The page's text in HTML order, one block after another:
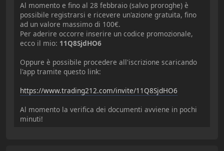
Al momento e fino al 28 febbraio (salvo proroghe) è
possibile registrarsi e ricevere un'azione gratuita, fino
ad un valore massimo di 100€.
Per aderire occorre inserire un codice promozionale,
ecco il mio: 11Q8SjdHO6
Oppure è possibile procedere all'iscrizione scaricando
l'app tramite questo link:
https://www.trading212.com/invite/11Q8SjdHO6
Al momento la verifica dei documenti avviene in pochi
minuti!